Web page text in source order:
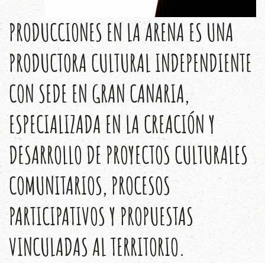
PRODUCCIONES EN LA ARENA ES UNA
PRODUCTORA CULTURAL INDEPENDIENTE
CON SEDE EN GRAN CANARIA,
ESPECIALIZADA EN LA CREACIÓN Y
DESARROLLO DE PROYECTOS CULTURALES
COMUNITARIOS, PROCESOS
PARTICIPATIVOS Y PROPUESTAS
VINCULADAS AL TERRITORIO.